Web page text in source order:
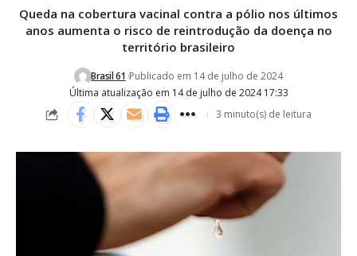
Queda na cobertura vacinal contra a pólio nos últimos
anos aumenta o risco de reintrodução da doença no
território brasileiro
Última atualização em 14 de julho de 2024 17:33
Brasil 61 Publicado em 14 de julho de 2024
3 minuto(s) de leitura